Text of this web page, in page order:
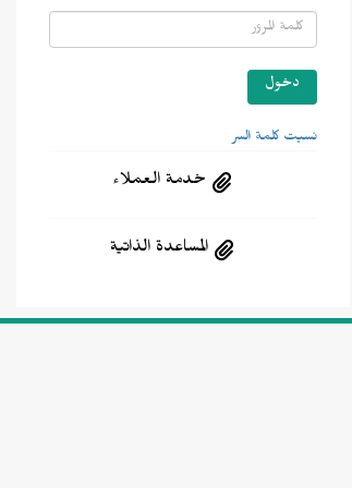
نسيت كلمة السر
خدمة العملاء
المساعدة الذاتية